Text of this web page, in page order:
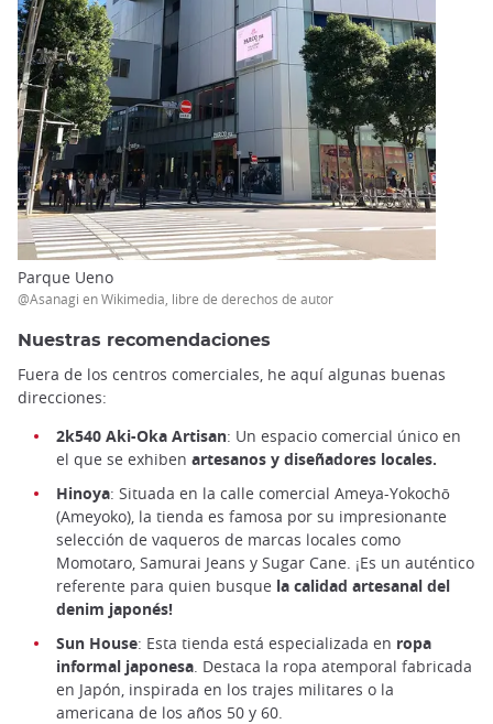
Parque Ueno
@Asanagi en Wikimedia, libre de derechos de autor
Nuestras recomendaciones
Fuera de los centros comerciales, he aquí algunas buenas
direcciones:
2k540 Aki-Oka Artisan: Un espacio comercial único en
el que se exhiben artesanos y diseñadores locales.
Hinoya: Situada en la calle comercial Ameya-Yokochō
(Ameyoko), la tienda es famosa por su impresionante
selección de vaqueros de marcas locales como
Momotaro, Samurai Jeans y Sugar Cane. ¡Es un auténtico
referente para quien busque la calidad artesanal del
denim japonés!
Sun House: Esta tienda está especializada en ropa
informal japonesa . Destaca la ropa atemporal fabricada
en Japón, inspirada en los trajes militares o la
americana de los años 50 y 60.